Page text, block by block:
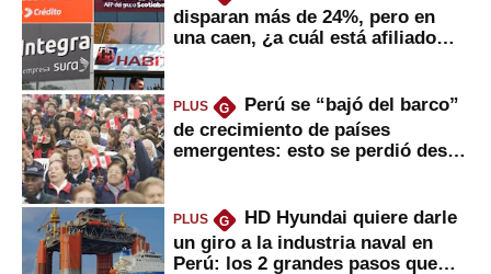
disparan más de 24%, pero en
una caen, ¿a cuál está afiliado
PLUS G
Perú se “bajó del barco”
de crecimiento de países
emergentes: esto se perdió desde
PLUS G
HD Hyundai quiere darle
un giro a la industria naval en
Perú: los 2 grandes pasos que